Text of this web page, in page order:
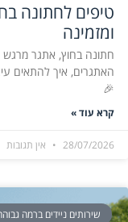
טיפים לחתונה
ומזמינה
חתונה בחוץ, אתגר מרגש
האתגרים, איך להתאים
🎉
קרא עוד »
28/07/2026 אין תגובות
שירותים ניידים ברמה